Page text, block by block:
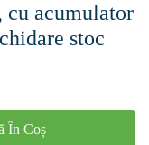
cu acumulator
stoc
În Coș